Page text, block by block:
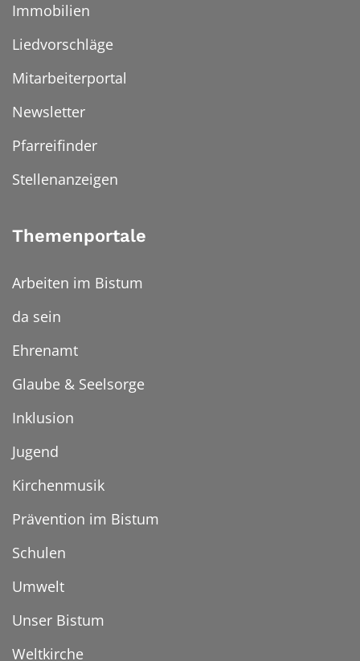
Immobilien
Liedvorschläge
Mitarbeiterportal
Newsletter
Pfarreifinder
Stellenanzeigen
Themenportale
Arbeiten im Bistum
da sein
Ehrenamt
Glaube & Seelsorge
Inklusion
Jugend
Kirchenmusik
Prävention im Bistum
Schulen
Umwelt
Unser Bistum
Weltkirche